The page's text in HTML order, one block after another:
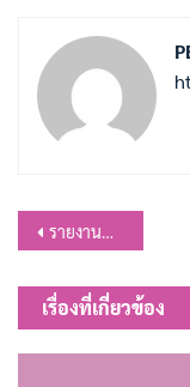
แนะแนว
เรื่อง
รายงานประเมินผลการควยคุมภายในระดับหน่วยงานย่อย ประจำปีงบประมาณ พ.ศ.2568
เรื่องที่เกี่ยวข้อง